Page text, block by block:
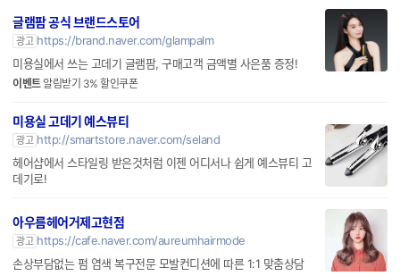
미용실에서 쓰는 고데기 글램팜, 구매고객 금액별 사은품 증정!
미용실 고데기 예스뷰티
헤어샵에서 스타일링 받은것처럼 이젠 어디서나 쉽게 예스뷰티 고
데기로!
손상부담없는 펌 염색 복구전문 모발컨디션에 따른 1:1 맞춤상담